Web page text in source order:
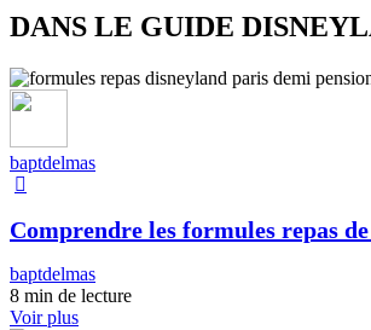
DANS LE GUIDE
baptdelmas
Comprendre les formules repas
baptdelmas
8 min de lecture
Voir plus